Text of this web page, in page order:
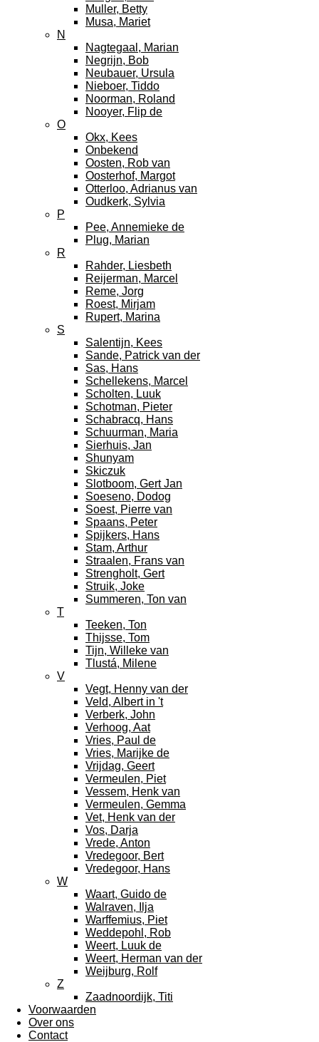
Muller, Betty
Musa, Mariet
N
Nagtegaal, Marian
Negrijn, Bob
Neubauer, Ursula
Nieboer, Tiddo
Noorman, Roland
Nooyer, Flip de
O
Okx, Kees
Onbekend
Oosten, Rob van
Oosterhof, Margot
Otterloo, Adrianus van
Oudkerk, Sylvia
P
Pee, Annemieke de
Plug, Marian
R
Rahder, Liesbeth
Reijerman, Marcel
Reme, Jorg
Roest, Mirjam
Rupert, Marina
S
Salentijn, Kees
Sande, Patrick van der
Sas, Hans
Schellekens, Marcel
Scholten, Luuk
Schotman, Pieter
Schabracq, Hans
Schuurman, Maria
Sierhuis, Jan
Shunyam
Skiczuk
Slotboom, Gert Jan
Soeseno, Dodog
Soest, Pierre van
Spaans, Peter
Spijkers, Hans
Stam, Arthur
Straalen, Frans van
Strengholt, Gert
Struik, Joke
Summeren, Ton van
T
Teeken, Ton
Thijsse, Tom
Tijn, Willeke van
Tlustá, Milene
V
Vegt, Henny van der
Veld, Albert in 't
Verberk, John
Verhoog, Aat
Vries, Paul de
Vries, Marijke de
Vrijdag, Geert
Vermeulen, Piet
Vessem, Henk van
Vermeulen, Gemma
Vet, Henk van der
Vos, Darja
Vrede, Anton
Vredegoor, Bert
Vredegoor, Hans
W
Waart, Guido de
Walraven, Ilja
Warffemius, Piet
Weddepohl, Rob
Weert, Luuk de
Weert, Herman van der
Weijburg, Rolf
Z
Zaadnoordijk, Titi
Voorwaarden
Over ons
Contact